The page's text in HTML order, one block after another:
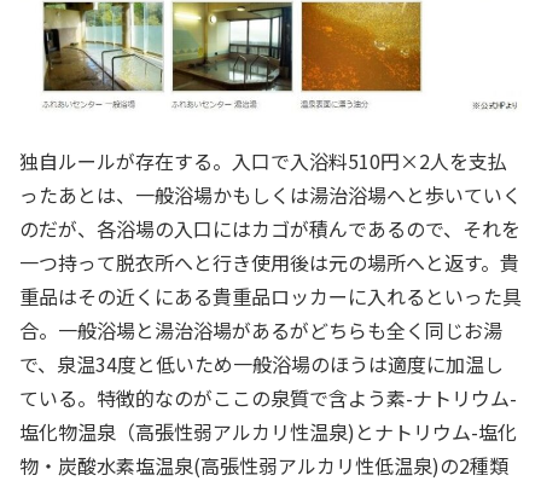
独自ルールが存在する。入口で入浴料510円×2人を支払
ったあとは、一般浴場かもしくは湯治浴場へと歩いていく
のだが、各浴場の入口にはカゴが積んであるので、それを
一つ持って脱衣所へと行き使用後は元の場所へと返す。貴
重品はその近くにある貴重品ロッカーに入れるといった具
合。一般浴場と湯治浴場があるがどちらも全く同じお湯
で、泉温34度と低いため一般浴場のほうは適度に加温し
ている。特徴的なのがここの泉質で含よう素-ナトリウム-
塩化物温泉（高張性弱アルカリ性温泉)とナトリウム-塩化
物・炭酸水素塩温泉(高張性弱アルカリ性低温泉)の2種類